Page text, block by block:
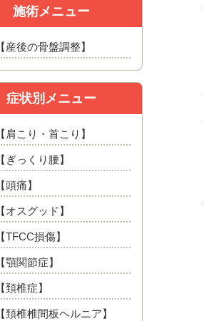
施術メニュー
【産後の骨盤調整】
症状別メニュー
【肩こり・首こり】
【ぎっくり腰】
【頭痛】
【オスグッド】
【TFCC損傷】
【顎関節症】
【頚椎症】
【頚椎椎間板ヘルニア】